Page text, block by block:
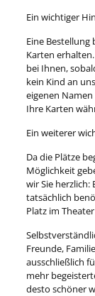
Ein wichtiger
Eine
Karten
bei Ihnen,
kein Kind an
eigenen
Ihre Karten
Ein weiterer
Da die Plätze
Möglichkeit
wir Sie herzlich:
tatsächlich
Platz im
Freunde,
ausschließlich
mehr
desto schöner